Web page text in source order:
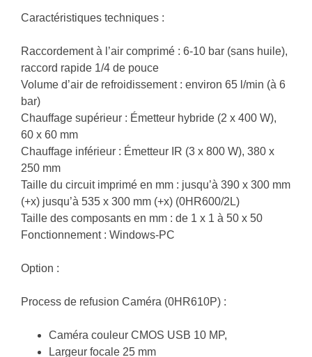
Caractéristiques techniques :
Raccordement à l’air comprimé : 6-10 bar (sans huile),
raccord rapide 1/4 de pouce
Volume d’air de refroidissement : environ 65 l/min (à 6
bar)
Chauffage supérieur : Émetteur hybride (2 x 400 W),
60 x 60 mm
Chauffage inférieur : Émetteur IR (3 x 800 W), 380 x
250 mm
Taille du circuit imprimé en mm : jusqu’à 390 x 300 mm
(+x) jusqu’à 535 x 300 mm (+x) (0HR600/2L)
Taille des composants en mm : de 1 x 1 à 50 x 50
Fonctionnement : Windows-PC
Option :
Process de refusion Caméra (0HR610P) :
Caméra couleur CMOS USB 10 MP,
Largeur focale 25 mm